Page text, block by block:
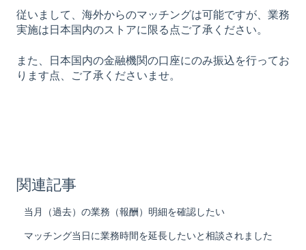
従いまして、海外からのマッチングは可能ですが、業務
実施は日本国内のストアに限る点ご了承ください。
また、日本国内の金融機関の口座にのみ振込を行ってお
ります点、ご了承くださいませ。
関連記事
当月（過去）の業務（報酬）明細を確認したい
マッチング当日に業務時間を延長したいと相談されました